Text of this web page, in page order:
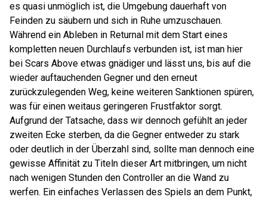
es quasi unmöglich ist, die Umgebung dauerhaft von
Feinden zu säubern und sich in Ruhe umzuschauen.
Während ein Ableben in Returnal mit dem Start eines
kompletten neuen Durchlaufs verbunden ist, ist man hier
bei Scars Above etwas gnädiger und lässt uns, bis auf die
wieder auftauchenden Gegner und den erneut
zurückzulegenden Weg, keine weiteren Sanktionen spüren,
was für einen weitaus geringeren Frustfaktor sorgt.
Aufgrund der Tatsache, dass wir dennoch gefühlt an jeder
zweiten Ecke sterben, da die Gegner entweder zu stark
oder deutlich in der Überzahl sind, sollte man dennoch eine
gewisse Affinität zu Titeln dieser Art mitbringen, um nicht
nach wenigen Stunden den Controller an die Wand zu
werfen. Ein einfaches Verlassen des Spiels an dem Punkt,